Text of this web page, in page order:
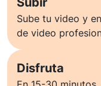
Sube tu video y
de video
Disfruta